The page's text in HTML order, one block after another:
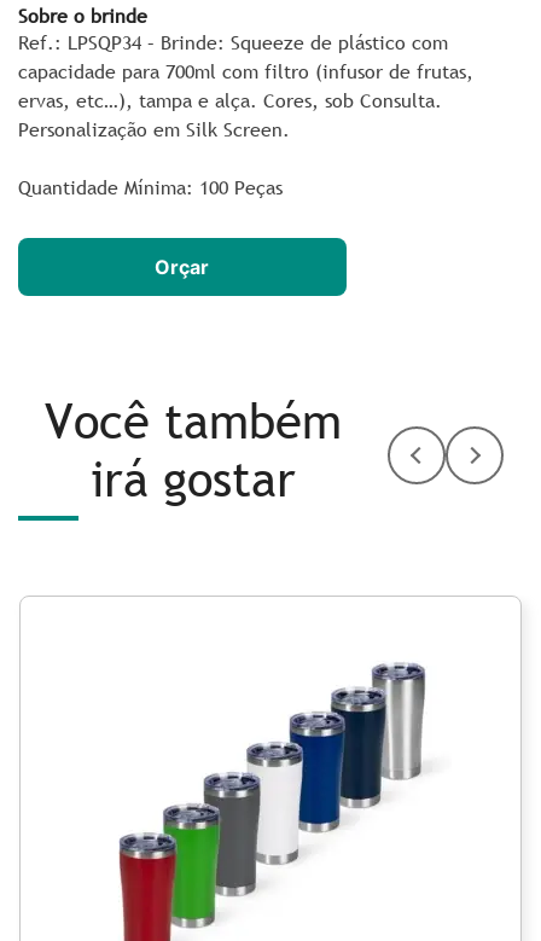
Sobre o brinde
Ref.: LPSQP34 – Brinde: Squeeze de plástico com
capacidade para 700ml com filtro (infusor de frutas,
ervas, etc…), tampa e alça. Cores, sob Consulta.
Personalização em Silk Screen.
Quantidade Mínima: 100 Peças
Orçar
Você também
irá gostar